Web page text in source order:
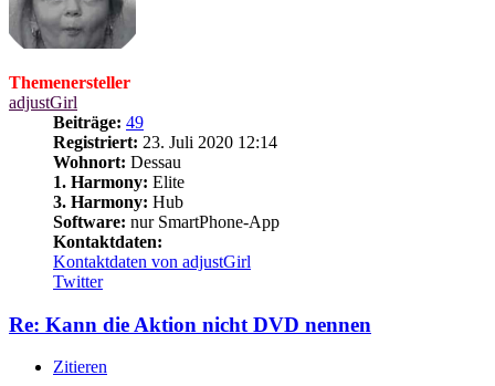
Themenersteller
adjustGirl
Beiträge: 49
Registriert: 23. Juli 2020 12:14
Wohnort: Dessau
1. Harmony: Elite
3. Harmony: Hub
Software: nur SmartPhone-App
Kontaktdaten:
Kontaktdaten von adjustGirl
Twitter
Re: Kann die Aktion nicht DVD nennen
Zitieren